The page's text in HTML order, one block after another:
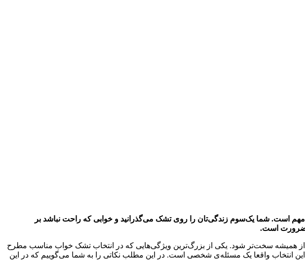
است. شما یک‌سوم زندگی‌تان را روی تشک می‌گذرانید و خوابی که راحت نباشد بر
ضرورت است.
از همیشه سخت‌تر شود. یکی از بزرگ‌ترین ویژگی‌هایی که در انتخاب تشک خواب مناسب مطرح
انتخاب واقعا یک مسئله‌ی شخصی است. در این مطلب نکاتی را به شما می‌گوییم که در این